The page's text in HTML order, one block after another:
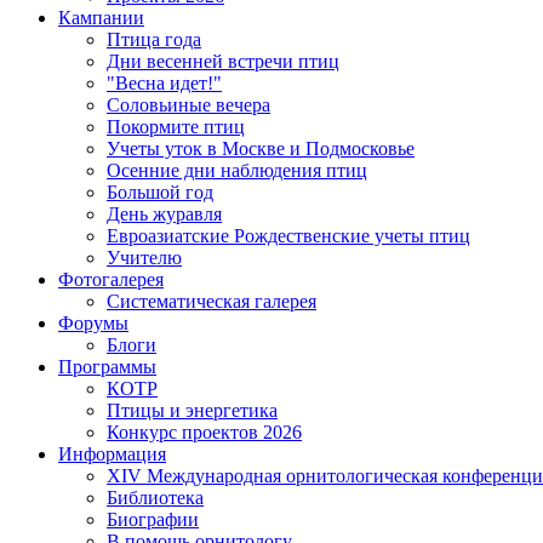
Кампании
Птица года
Дни весенней встречи птиц
"Весна идет!"
Соловьиные вечера
Покормите птиц
Учеты уток в Москве и Подмосковье
Осенние дни наблюдения птиц
Большой год
День журавля
Евроазиатские Рождественские учеты птиц
Учителю
Фотогалерея
Систематическая галерея
Форумы
Блоги
Программы
КОТР
Птицы и энергетика
Конкурс проектов 2026
Информация
XIV Международная орнитологическая
Библиотека
Биографии